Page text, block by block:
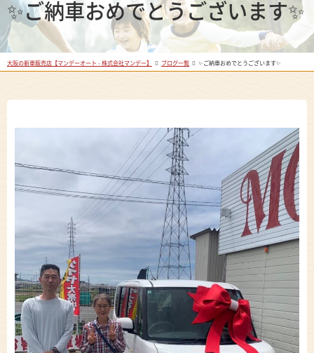
✨ご納車おめでとうございます✨
大阪の新車販売店【マンデーオート - 株式会社マンデー】 ブログ一覧 ✨ご納車おめでとうございます✨